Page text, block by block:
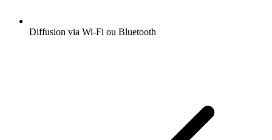
Diffusion via Wi-Fi ou Bluetooth